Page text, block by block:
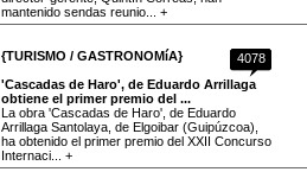
mantenido sendas reunio... +
4078
{TURISMO / GASTRONOMíA}
'Cascadas de Haro', de Eduardo Arrillaga
obtiene el primer premio del ...
La obra 'Cascadas de Haro', de Eduardo
Arrillaga Santolaya, de Elgoibar (Guipúzcoa),
ha obtenido el primer premio del XXII Concurso
Internaci... +